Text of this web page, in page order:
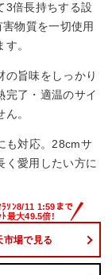
3倍長持ちする設
物質を一切使用
。
の旨味をしっかり
完了・適温のサイ
。
も対応。28cmサ
く愛用したい方に
市場で見る